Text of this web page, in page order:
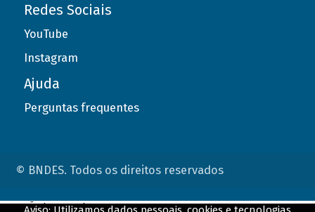
Redes Sociais
YouTube
Instagram
Ajuda
Perguntas frequentes
© BNDES. Todos os direitos reservados
ConteÃºdo complementar